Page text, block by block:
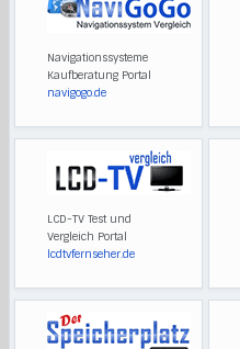
Navigationssysteme
Kaufberatung Portal
navigogo.de
LCD-TV Test und
Vergleich Portal
lcdtvfernseher.de